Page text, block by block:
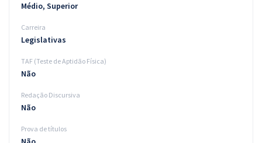
Médio, Superior
Carreira
Legislativas
TAF (Teste de Aptidão Física)
Não
Redação Discursiva
Não
Prova de títulos